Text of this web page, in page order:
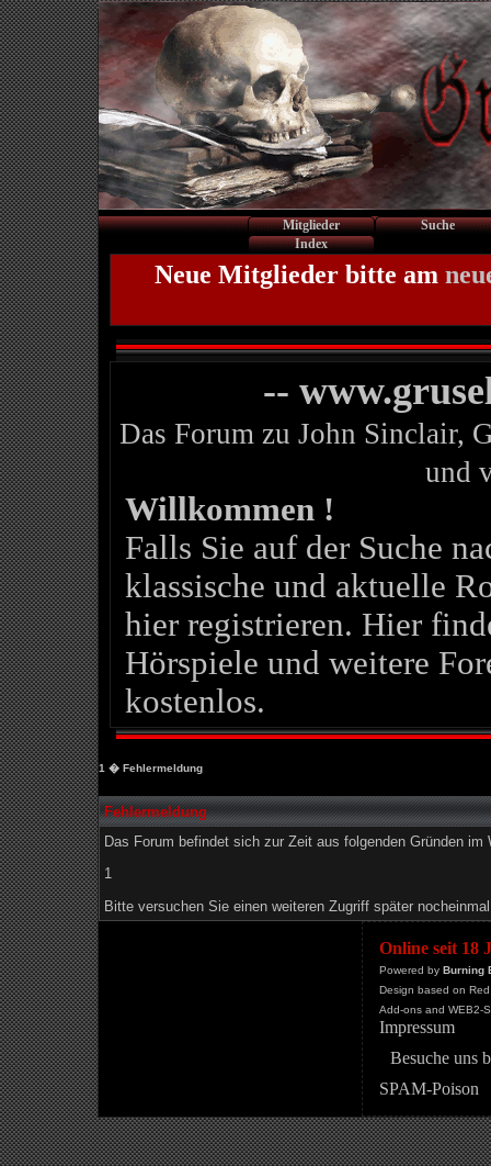
Mitglieder
Suche
Index
Neue Mitglieder bitte am
--
Das Forum zu John Sinclair,
und
Willkommen !
Falls Sie auf der Suche
klassische und aktuelle
hier registrieren. Hier
Hörspiele und weitere
kostenlos.
1 � Fehlermeldung
Fehlermeldung
Das Forum befindet sich zur Zeit aus folgenden Gründen im
1
Bitte versuchen Sie einen weiteren Zugriff später
Online seit 18
Powered by Burning
Design based on
Add-ons and WEB2-
Impressum
Besuche uns
SPAM-Poison